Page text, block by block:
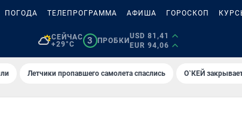
ПОГОДА ТЕЛЕПРОГРАММА АФИША ГОРОСКОП
СЕЙЧАС
+29°C
3 ПРОБКИ
USD 81,41
EUR 94,06
Летчики пропавшего самолета спаслись О`КЕЙ